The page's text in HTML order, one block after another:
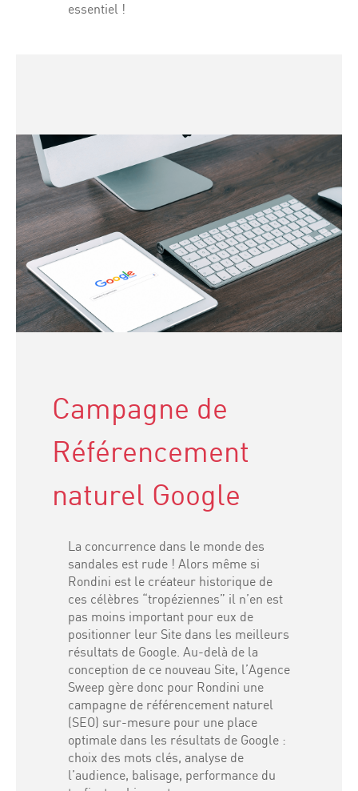
essentiel !
Campagne de
Référencement
naturel Google
La concurrence dans le monde des
sandales est rude ! Alors même si
Rondini est le créateur historique de
ces célèbres “tropéziennes” il n’en est
pas moins important pour eux de
positionner leur Site dans les meilleurs
résultats de Google. Au-delà de la
conception de ce nouveau Site, l’Agence
Sweep gère donc pour Rondini une
campagne de référencement naturel
(SEO) sur-mesure pour une place
optimale dans les résultats de Google :
choix des mots clés, analyse de
l’audience, balisage, performance du